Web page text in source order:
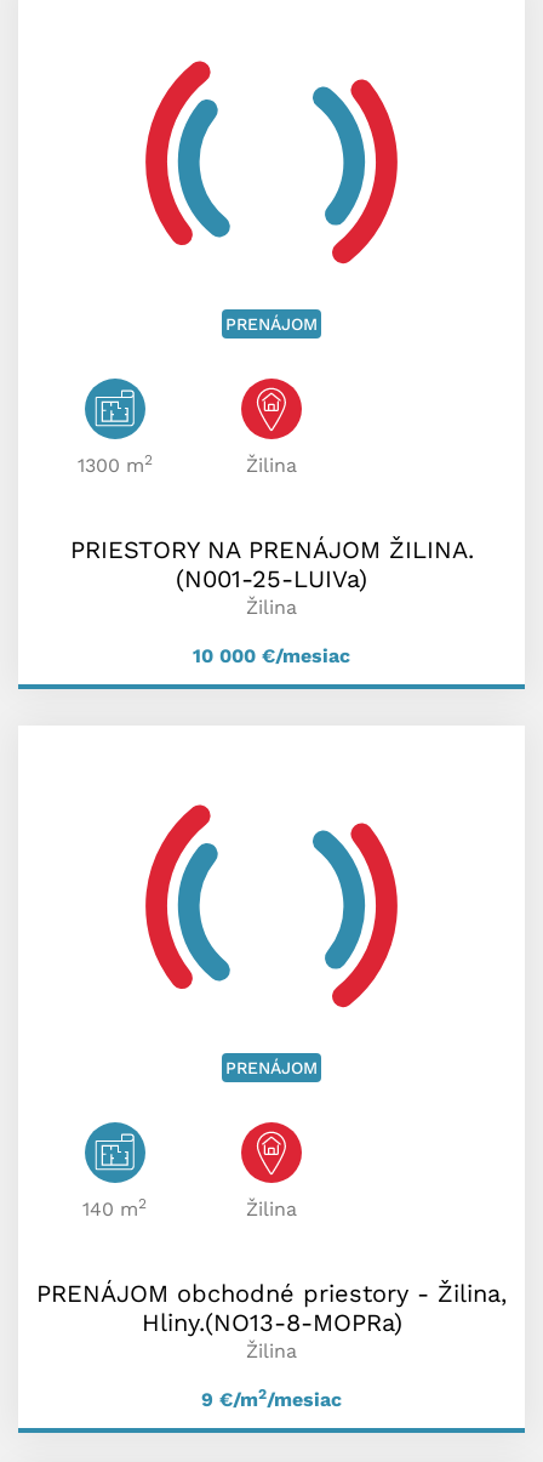
PRENÁJOM
1300 m2 Žilina
PRIESTORY NA PRENÁJOM ŽILINA.
(N001-25-LUIVa)
Žilina
10 000 €/mesiac
PRENÁJOM
140 m2 Žilina
PRENÁJOM obchodné priestory - Žilina,
Hliny.(NO13-8-MOPRa)
Žilina
9 €/m2/mesiac